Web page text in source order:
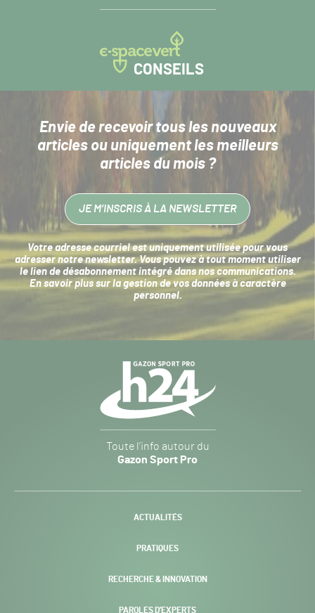
CONSEILS
Envie de recevoir tous les nouveaux
articlesou uniquement les meilleurs
articles du mois ?
JE M’INSCRIS À LA NEWSLETTER
Votre adresse courriel est uniquement utilisée pour vous
adresser notre newsletter. Vous pouvez à tout moment utiliser
le lien de désabonnement intégré dans nos communications.
En savoir plus sur la gestion de vos données à caractère
personnel.
Sport
Pro
-
Toute l’info autour du
Gazon Sport Pro
ACTUALITÉS
PRATIQUES
RECHERCHE & INNOVATION
PAROLES D’EXPERTS